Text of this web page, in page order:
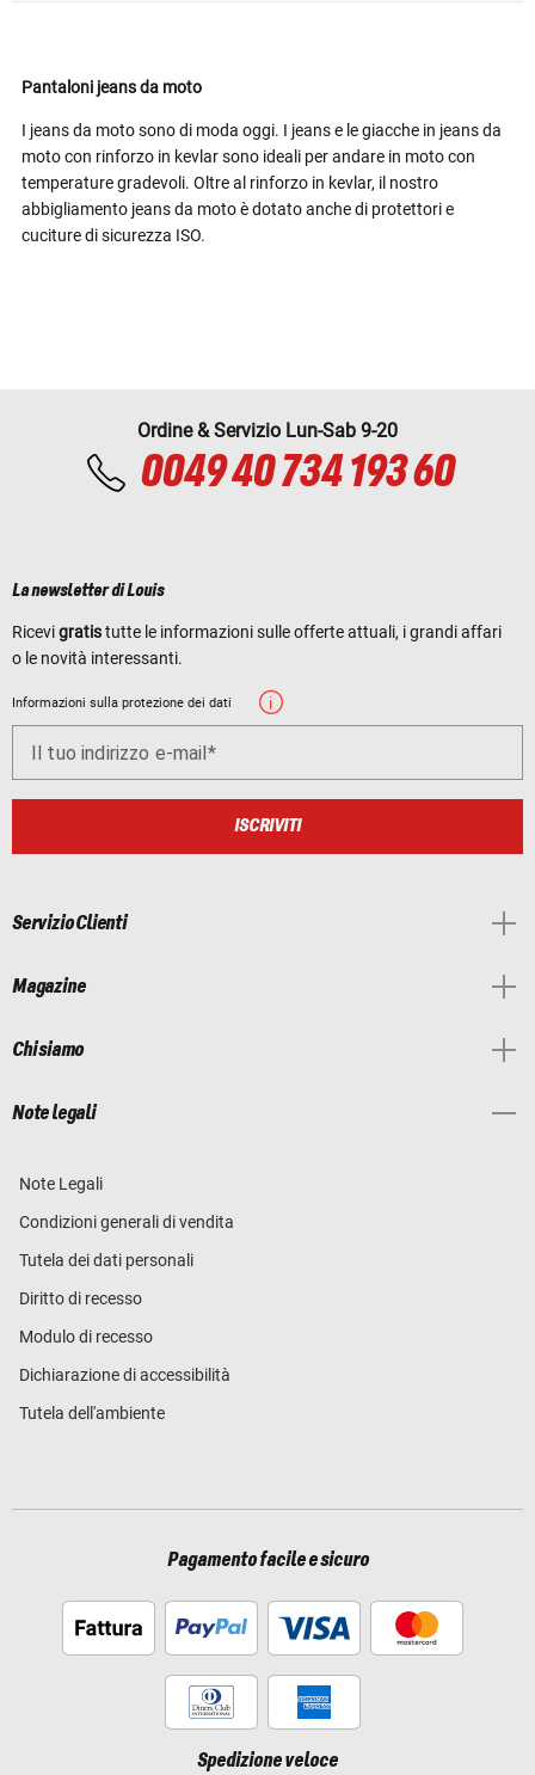
Pantaloni jeans da moto
I jeans da moto sono di moda oggi. I jeans e le giacche in jeans da
moto con rinforzo in kevlar sono ideali per andare in moto con
temperature gradevoli. Oltre al rinforzo in kevlar, il nostro
abbigliamento jeans da moto è dotato anche di protettori e
cuciture di sicurezza ISO.
Ordine & Servizio Lun-Sab 9-20
0049 40 734 193 60
La newsletter di Louis
Ricevigratistutte le informazioni sulle offerte attuali, i grandi affari
o le novità interessanti.
Informazioni sulla protezione dei dati
Il tuo indirizzo e-mail
ISCRIVITI
Servizio Clienti
Magazine
Chi siamo
Note legali
Note Legali
Condizioni generali di vendita
Tutela dei dati personali
Diritto di recesso
Modulo di recesso
Dichiarazione di accessibilità
Tutela dell'ambiente
Pagamento facile e sicuro
Spedizione veloce